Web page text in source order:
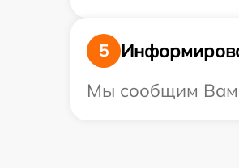
5
Мы сообщим Вам